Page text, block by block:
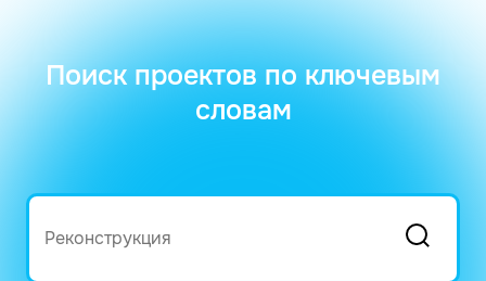
Поиск проектов по ключевым
словам